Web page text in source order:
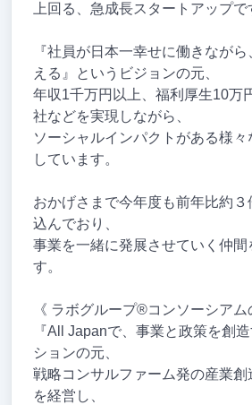
上回る、急成長スタートアップで
『社員が日本一幸せに働きなが
える』というビジョンの元、
年収1千万円以上、福利厚生10万
社などを実現しながら、
ソーシャルインパクトがある様々
しています。
おかげさまで今年度も前年比約
込んでおり、
事業を一緒に発展させていく仲間
す。
《 ラボグループ®コンソーシアム
『All Japanで、事業と政策を創
ションの元、
戦略コンサルファーム発の産業
を経営し、